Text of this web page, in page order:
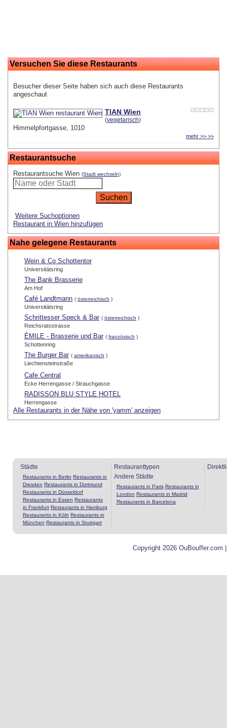
Versuchen Sie diese Restaurants
Besucher dieser Seite haben sich auch diese Restaurants
angeschaut
TIAN Wien
(vegetarisch)
Himmelpfortgasse, 1010
mehr >> >>
Restaurantsuche
Restaurantsuche Wien (Stadt wechseln)
Weitere Suchoptionen
Restaurant in Wien hinzufügen
Nahe gelegene Restaurants
Wein & Co Schottentor
Universitätsring
The Bank Brasserie
Am Hof
Café Landtmann ( österreichisch )
Universitätsring
Schrittesser Speck & Bar ( österreichisch )
Reichsratsstrasse
ÉMILE - Brasserie und Bar ( französisch )
Schottenring
The Burger Bar ( amerikanisch )
Liechtensteinstraße
Cafe Central
Ecke Herrengasse / Strauchgasse
RADISSON BLU STYLE HOTEL
Herrengasse
Alle Restaurants in der Nähe von 'yamm' anzeigen
Städte
Restaurants in Berlin Restaurants in
Dresden Restaurants in Dortmund
Restaurants in Düsseldorf
Restaurants in Essen Restaurants
in Frankfurt Restaurants in Hamburg
Restaurants in Köln Restaurants in
München Restaurants in Stuttgart
Restauranttypen
Andere Städte
Restaurants in Paris Restaurants in
London Restaurants in Madrid
Restaurants in Barcelona
Copyright 2026 OuBouffer.com